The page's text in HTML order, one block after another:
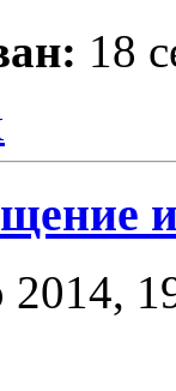
18
2014,